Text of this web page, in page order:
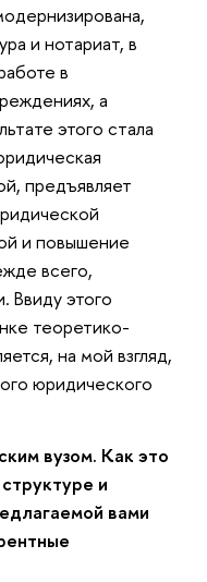
и нотариат, в
в
а
этого стала
предъявляет
и повышение
всего,
Ввиду этого
теоретико-
на мой взгляд,
юридического
вузом. Как это
и
вами